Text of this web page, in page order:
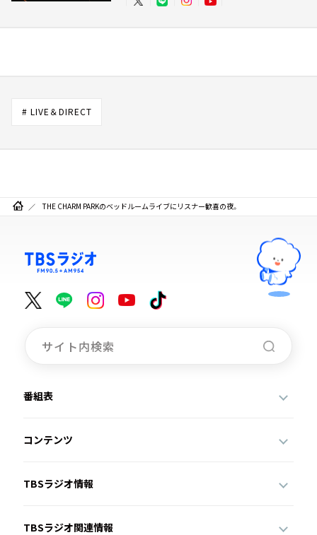
# LIVE＆DIRECT
THE CHARM PARKのベッドルームライブにリスナー歓喜の夜。
番組表
コンテンツ
TBSラジオ情報
TBSラジオ関連情報